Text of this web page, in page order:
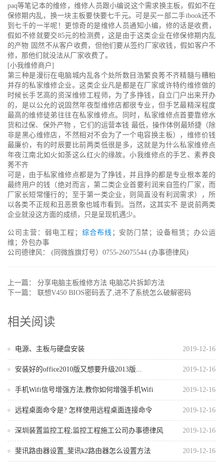
paq等笔记本的维修，维修人员跟小编说这个需求换主板，假如不在
保修期内乱，换一块主板要快要七千元。可是买一部二手ibook还不
到七千的一半呢！更惊奇的是维修人员通知小编，修的话是收费，
假如不修就要交85元的检测费，这是由于这类企业在修保修期内乱
的产物 固然不从客户收费，但他们要从签约厂家收钱，假如客户不
修，那他们就没法从厂家收费了。
[小我维修商户]
第三种是漫衍在电脑城内乱各个处所数目浩繁良莠不齐精髓与糟粕
并存的私家维修企业。这类企业凡是都是在厂家或许特约维修做的
时候长手艺高的资深维修工程师，为了多挣钱，自立门户出来开办
的，是以公允的说固然年夜型维修店都很专业，但手艺最精深程度
最高的维修徒弟往往在私家维修点。同时，私家维修点首要靠修水
货和过保、保外产物 ，它们的运营本钱 最低，操作体例最矫捷（除
非是黑心维修店，不然相对不会为了一个电容换主板），维修价钱
最廉价，有的时辰要比前两类低很是多，这就是为什么私家维修点
年夜江南北如火如荼这么红火的缘故。小我维修点的手艺、素养良
莠不齐
可是，由于私家维修点都是为了挣钱，并且挣的都是专业根本差的
最终用户的钱（绝对而言，第二类企业首要利润来自签约厂家，而
厂家长短常懂行的；至于第一类企业，则简直没有利润需求），所
以各类不正规和丑恶景象也城市看到。当然，这其实不 是说前两类
企业就没这方面的成绩，只是呈现机遇少。
公司主营：弱电工程； 综合布线 ；安防门禁；设备租赁；办公运
维；外包办事
公司德律风： (同微旌旗灯号）0755-26075544 (办事德律风)
上一篇： 分享电脑主板维修方法 电脑芯片拆卸方法
下一篇：
联想V450 BIOS密码丢了,进不了系统怎么破解密码
相关阅读
2019-12-16
电源、主板与硬盘安装
2019-12-16
安装好的office2010版又想要升级2013版...
2019-12-16
手机Wifi信号增强方法,教你如何增强手机Wifi
2019-12-16
远程桌面命令是? 怎样使用远程桌面连接命令
2019-12-16
深圳装置监控工程;监控工程施工公司办事德律风
2019-12-16
斐讯路由器设置_斐讯k2路由器怎么设置方法